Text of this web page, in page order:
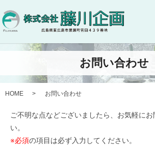
お問い合わせ
HOME お問い合わせ
ご不明な点などございましたら、お気軽にお
い。
※必須の項目は必ず入力してください。